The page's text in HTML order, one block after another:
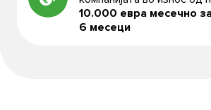
10.000 евра месечно
6 месеци